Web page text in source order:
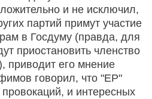
и не исключил,
партий примут участие
в Госдуму (правда, для
приостановить членство
приводит его мнение
говорил, что "ЕР"
и интересных